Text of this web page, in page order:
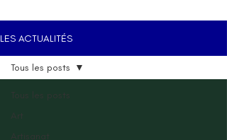
LES ACTUALITÉS
Tous les posts
Art
Artisanat
Tous les posts